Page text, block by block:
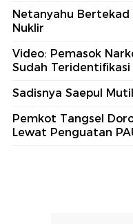
Netanyahu Bertekad
Nuklir
Video: Pemasok
Sudah Teridentifikasi
Sadisnya Saepul
Pemkot Tangsel
Lewat Penguatan